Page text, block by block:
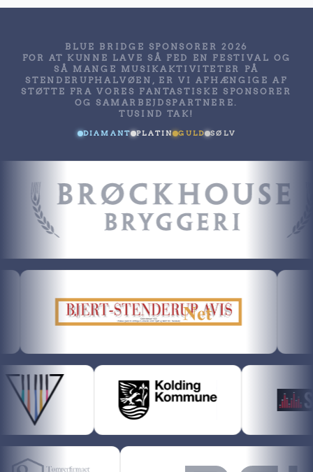
BLUE BRIDGE SPONSORER 2026
FOR AT KUNNE LAVE SÅ FED EN FESTIVAL OG
SÅ MANGE MUSIKAKTIVITETER PÅ
STENDERUPHALVØEN, ER VI AFHÆNGIGE AF
STØTTE FRA VORES FANTASTISKE SPONSORER
OG SAMARBEJDSPARTNERE.
TUSIND TAK!
DIAMANT PLATIN GULD SØLV